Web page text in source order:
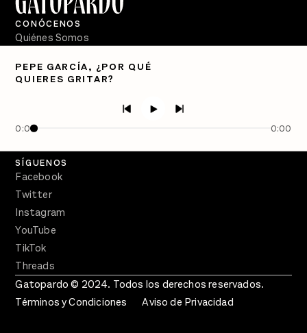
PEPE GARCÍA, ¿POR QUÉ
QUIERES GRITAR?
0:00 0:00
CONÓCENOS
Quiénes Somos
PÓDCASTS
Crecer en Distopía
SÍGUENOS
Facebook
Twitter
Instagram
YouTube
TikTok
Threads
Gatopardo © 2024. Todos los derechos reservados.
Términos y Condiciones
Aviso de Privacidad